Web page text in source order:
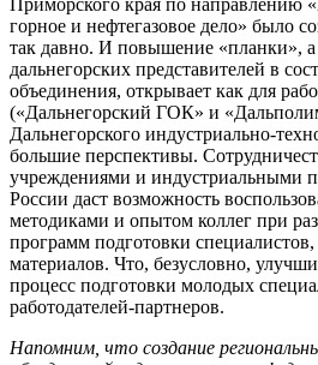
горное и нефтегазовое дело» было
так давно. И повышение «планки»,
дальнегорских представителей в
объединения, открывает как для
(«Дальнегорский ГОК» и
Дальнегорского индустриально-
большие перспективы.
учреждениями и индустриальными
России даст возможность
методиками и опытом коллег при
программ подготовки
материалов. Что, безусловно,
процесс подготовки молодых
работодателей-партнеров.
Напомним, что создание